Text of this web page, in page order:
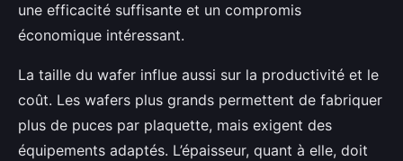
une efficacité suffisante et un compromis
économique intéressant.
La taille du wafer influe aussi sur la productivité et le
coût. Les wafers plus grands permettent de fabriquer
plus de puces par plaquette, mais exigent des
équipements adaptés. L’épaisseur, quant à elle, doit